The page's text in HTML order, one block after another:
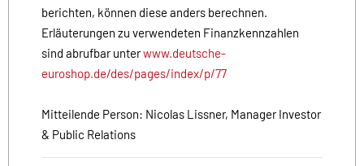
berichten, können diese anders berechnen.
Erläuterungen zu verwendeten Finanzkennzahlen
sind abrufbar unterwww.deutsche-
euroshop.de/des/pages/index/p/77
Mitteilende Person: Nicolas Lissner, Manager Investor
& Public Relations